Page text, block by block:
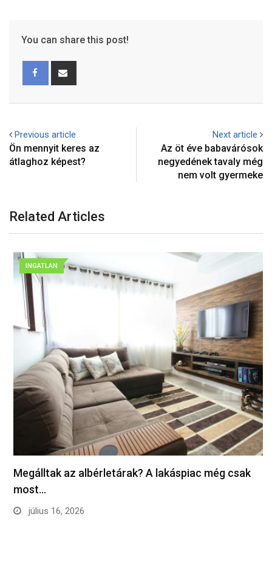
You can share this post!
Previous article
Ön mennyit keres az
átlaghoz képest?
Next article
Az öt éve babavárósok
negyedének tavaly még
nem volt gyermeke
Related Articles
INGATLAN
Megálltak az albérletárak? A lakáspiac még csak
most…
július 16, 2026